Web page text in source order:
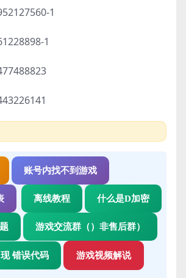
账号内找不到游戏
离线教程 什么是D加密
游戏交流群（）非售后群）
错误代码 游戏视频解说